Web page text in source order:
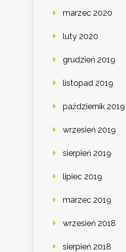
marzec 2020
luty 2020
grudzień 2019
listopad 2019
październik 2019
wrzesień 2019
sierpień 2019
lipiec 2019
marzec 2019
wrzesień 2018
sierpień 2018